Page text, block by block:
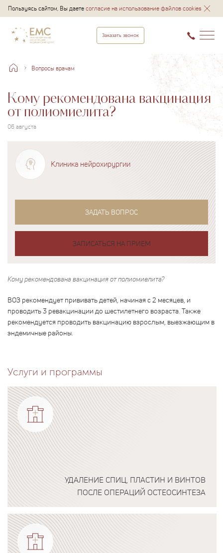
Пользуясь сайтом, Вы даетесогласие на использование файлов cookies
Заказать звонок
Вопросы врачам
Кому рекомендована вакцинация
от полиомиелита?
06 августа
Клиника нейрохирургии
ЗАДАТЬ ВОПРОС
ЗАПИСАТЬСЯ НА ПРИЕМ
Кому рекомендована вакцинация от полиомиелита?
ВОЗ рекомендует прививать детей, начиная с 2 месяцев, и
проводить 3 ревакцинации до шестилетнего возраста. Также
рекомендуется проводить вакцинацию взрослым, выезжающим в
эндемичные районы.
Услуги и программы
УДАЛЕНИЕ СПИЦ, ПЛАСТИН И ВИНТОВ
ПОСЛЕ ОПЕРАЦИЙ ОСТЕОСИНТЕЗА
Подробнее о программе